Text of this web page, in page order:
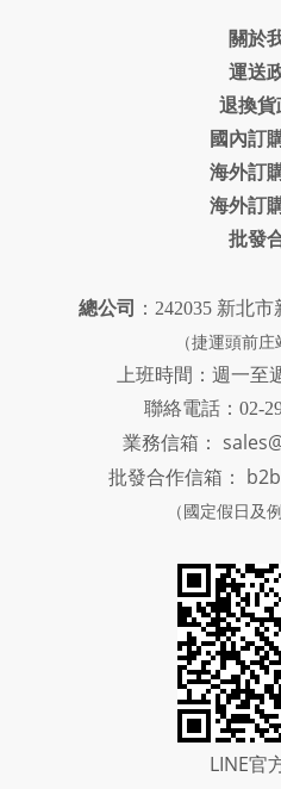
關於
運送
退換
國內訂
海外訂
海外訂
批發
總公司 ：242035 新北
（捷運頭前庄
上班時間：週一至
聯絡電話：02-
業務信箱：
批發合作信箱：
（國定假日及
LINE官